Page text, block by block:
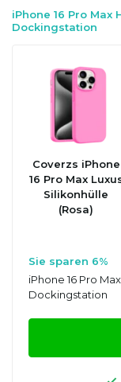
iPhone 16 Pro Max
Dockingstation
Coverzs iPhone
16 Pro Max
Silikonhülle
(Rosa)
Sie sparen 6%
iPhone 16 Pro
Dockingstation